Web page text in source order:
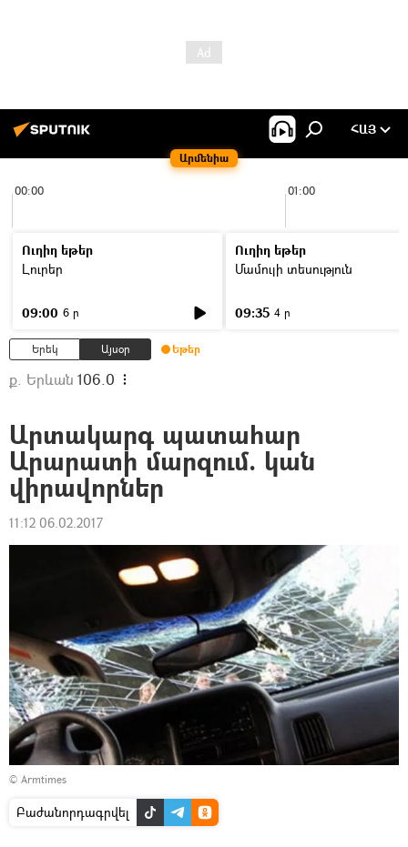
Արմենիա
ՀԱՅ
00:00 01:00
Ուղիղ եթեր
Լուրեր
09:00 6 ր
Ուղիղ եթեր
Մամուլի տեսություն
09:35 4 ր
Երեկ Այսօր Եթեր
ք. Երևան 106.0
Արտակարգ պատահար
Արարատի մարզում. կան
վիրավորներ
11:12 06.02.2017
© Аrmtimes
Բաժանորդագրվել